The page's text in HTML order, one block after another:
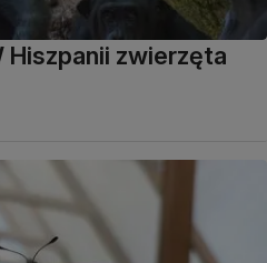
Hiszpanii zwierzęta